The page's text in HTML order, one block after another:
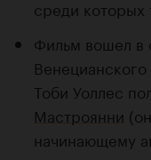
среди которых
Фильм вошел в
Тоби Уоллес
Мастроянни
начинающему